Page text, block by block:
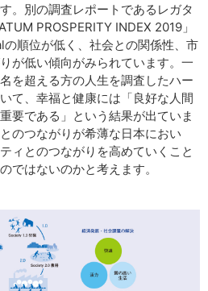
。別の調査レポートであるレガタ
PROSPERITY INDEX 2019」
順位が低く、社会との関係性、市
が低い傾向がみられています。一
を超える方の人生を調査したハー
て、幸福と健康には「良好な人間
要である」という結果が出ていま
のつながりが希薄な日本におい
ィとのつながりを高めていくこと
ではないのかと考えます。